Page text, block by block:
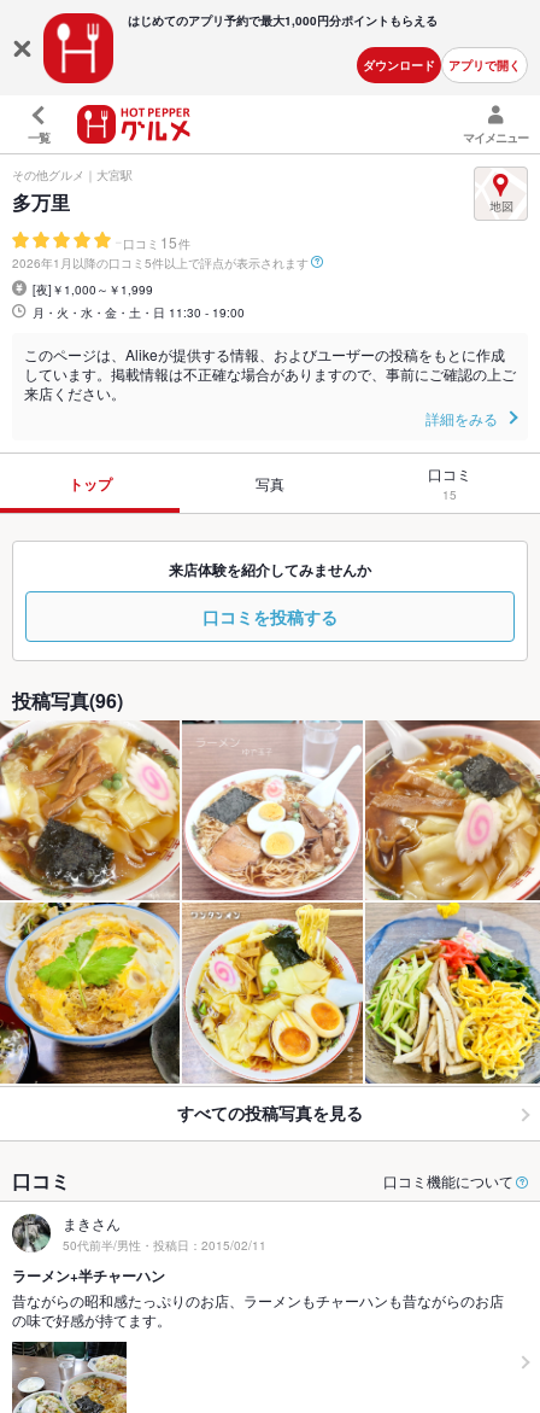
はじめてのアプリ予約で最大1,000円分ポイントもらえる
ダウンロード アプリで開く
一覧 マイメニュー
その他グルメ｜大宮駅
多万里
- 口コミ 15件
2026年1月以降の口コミ5件以上で評点が表示されます
[夜]￥1,000～￥1,999
月・火・水・金・土・日 11:30 - 19:00
このページは、Alikeが提供する情報、およびユーザーの投稿をもとに作成
しています。掲載情報は不正確な場合がありますので、事前にご確認の上ご
来店ください。
詳細をみる
トップ 写真 口コミ
15
来店体験を紹介してみませんか
口コミを投稿する
投稿写真(96)
すべての投稿写真を見る
口コミ 口コミ機能について
まきさん
50代前半/男性・投稿日：2015/02/11
ラーメン+半チャーハン
昔ながらの昭和感たっぷりのお店、ラーメンもチャーハンも昔ながらのお店
の味で好感が持てます。